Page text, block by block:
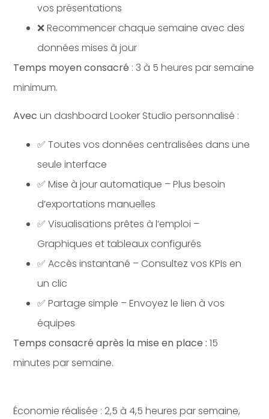
vos présentations
❌ Recommencer chaque semaine avec des
données mises à jour
Temps moyen consacré : 3 à 5 heures par semaine
minimum.
Avec un dashboard Looker Studio personnalisé :
✅ Toutes vos données centralisées dans une
seule interface
✅ Mise à jour automatique – Plus besoin
d’exportations manuelles
✅ Visualisations prêtes à l’emploi –
Graphiques et tableaux configurés
✅ Accès instantané – Consultez vos KPIs en
un clic
✅ Partage simple – Envoyez le lien à vos
équipes
Temps consacré après la mise en place : 15
minutes par semaine.
Économie réalisée : 2,5 à 4,5 heures par semaine,